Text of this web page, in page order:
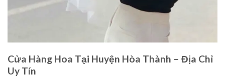
Cửa Hàng Hoa Tại Huyện Hòa Thành – Địa Chỉ
Uy Tín